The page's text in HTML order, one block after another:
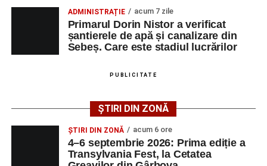
simfonic susținut în Grădina Muzeului Municipal „Ioan
Raica”, sub bagheta dirijoruluiRemus Grama, alături de
muzicieni români de prestigiu.
Și în acest an, pe scenă vor urca atât artiști consacrați, cât
cariere de succes în țară și în străinătate.
Festivalul include și o componentă cinematografică
importantă. Publicul va putea urmări mai multe producții
realizate cu implicarea producătoareiGabi Suciu
ADMINISTRAȚIE acum 7 zile
Primarul Dorin Nistor a verificat
șantierele de apă și canalizare din
Sebeș. Care este stadiul lucrărilor
PUBLICITATE
ȘTIRI DIN ZONĂ
ȘTIRI DIN ZONĂ acum 6 ore
4–6 septembrie 2026: Prima ediție a
Transylvania Fest, la Cetatea